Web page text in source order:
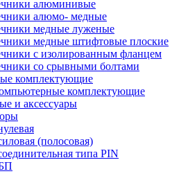
алюминивые
алюмо- медные
медные луженые
медные штифтовые плоские
с изолированным фланцем
со срывными болтами
комплектующие
комплектующие
и аксессуары
(полосовая)
типа PIN